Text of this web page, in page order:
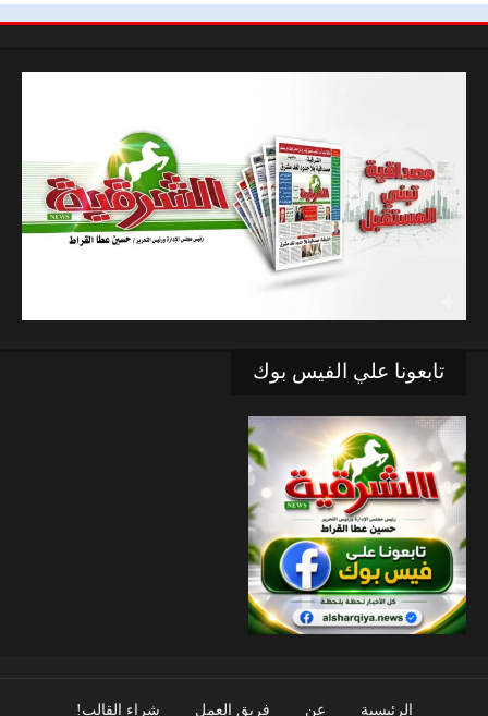
تابعونا علي الفيس بوك
الرئيسية عن فريق العمل شراء القالب!